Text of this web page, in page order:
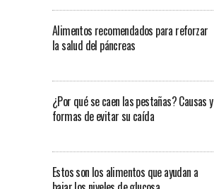
Alimentos recomendados para reforzar
la salud del páncreas
¿Por qué se caen las pestañas? Causas y
formas de evitar su caída
Estos son los alimentos que ayudan a